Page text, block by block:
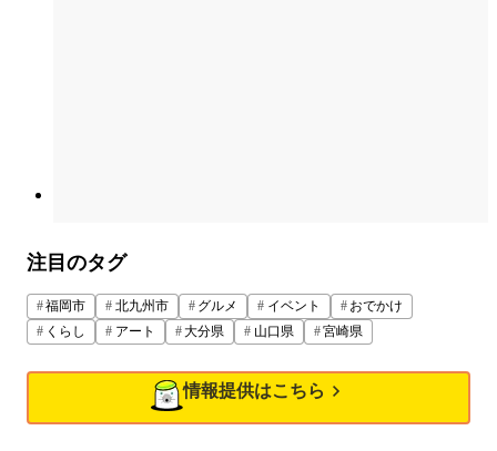
注目のタグ
福岡市 北九州市 グルメ イベント
おでかけ
くらし
アート 大分県 山口県 宮崎県
情報提供はこちら